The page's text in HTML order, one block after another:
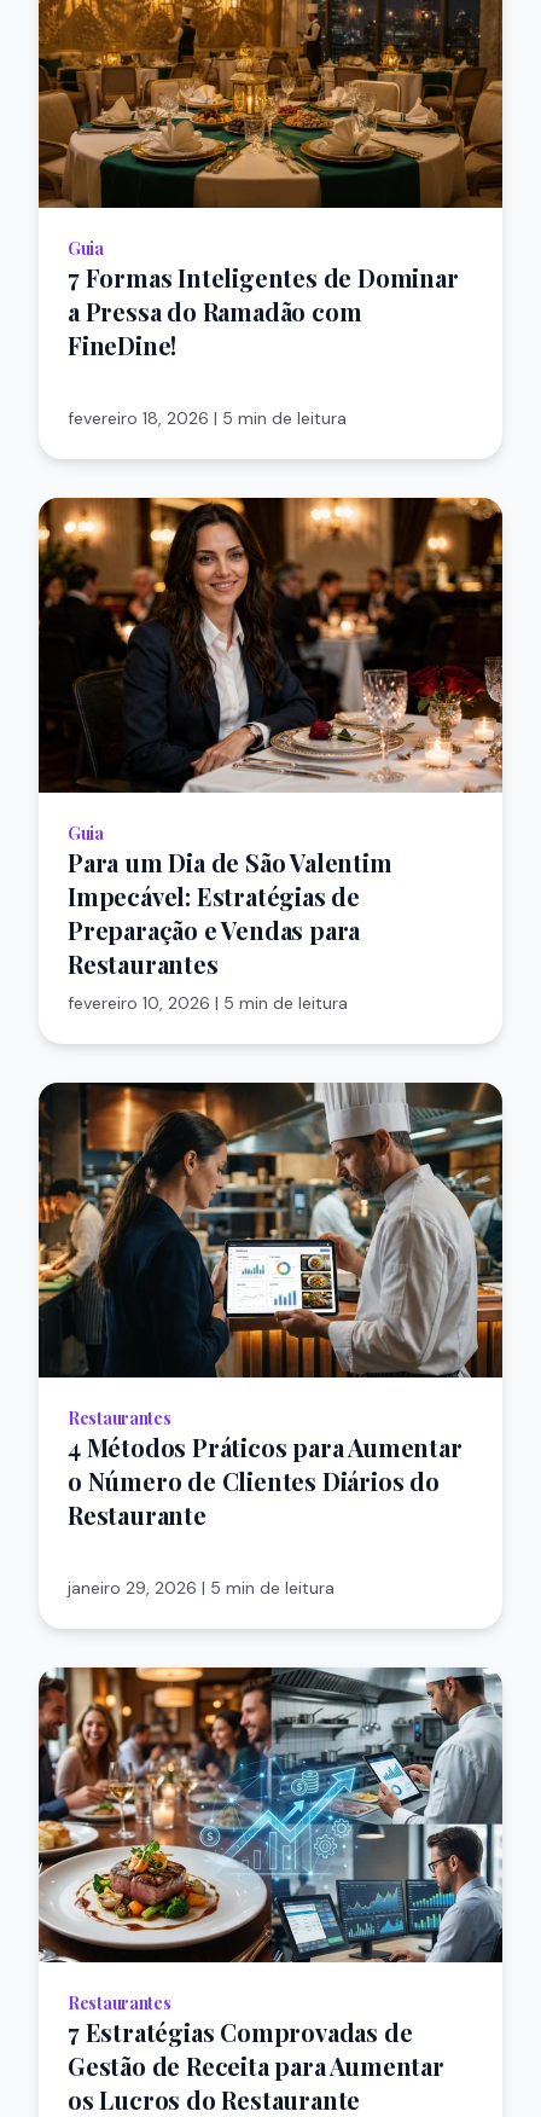
Guia
7 Formas Inteligentes de Dominar
a Pressa do Ramadão com
FineDine!
fevereiro 18, 2026 | 5 min de leitura
Guia
Para um Dia de São Valentim
Impecável: Estratégias de
Preparação e Vendas para
Restaurantes
fevereiro 10, 2026 | 5 min de leitura
Restaurantes
4 Métodos Práticos para Aumentar
o Número de Clientes Diários do
Restaurante
janeiro 29, 2026 | 5 min de leitura
Restaurantes
7 Estratégias Comprovadas de
Gestão de Receita para Aumentar
os Lucros do Restaurante